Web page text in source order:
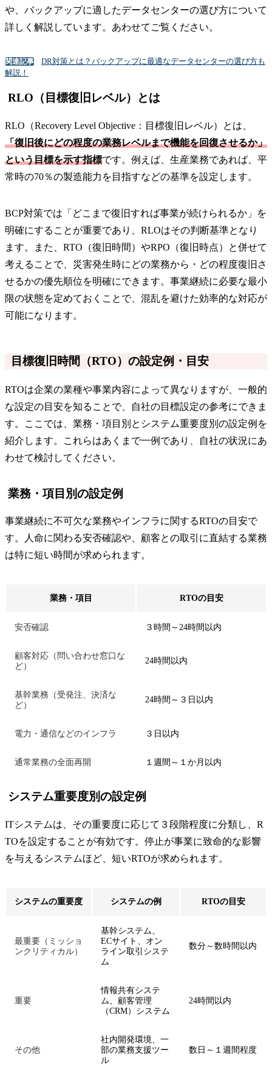
や、バックアップに適したデータセンターの選び方について
詳しく解説しています。あわせてご覧ください。
関連記事
DR対策とは？バックアップに最適なデータセンターの選び方も
解説！
RLO（目標復旧レベル）とは
RLO（Recovery Level Objective：目標復旧レベル）とは、
「復旧後にどの程度の業務レベルまで機能を回復させるか」
という目標を示す指標です。例えば、生産業務であれば、平
常時の70％の製造能力を目指すなどの基準を設定します。
BCP対策では「どこまで復旧すれば事業が続けられるか」を
明確にすることが重要であり、RLOはその判断基準となり
ます。また、RTO（復旧時間）やRPO（復旧時点）と併せて
考えることで、災害発生時にどの業務から・どの程度復旧さ
せるかの優先順位を明確にできます。事業継続に必要な最小
限の状態を定めておくことで、混乱を避けた効率的な対応が
可能になります。
目標復旧時間（RTO）の設定例・目安
RTOは企業の業種や事業内容によって異なりますが、一般的
な設定の目安を知ることで、自社の目標設定の参考にできま
す。ここでは、業務・項目別とシステム重要度別の設定例を
紹介します。これらはあくまで一例であり、自社の状況にあ
わせて検討してください。
業務・項目別の設定例
事業継続に不可欠な業務やインフラに関するRTOの目安で
す。人命に関わる安否確認や、顧客との取引に直結する業務
は特に短い時間が求められます。
業務・項目 RTOの目安
安否確認 ３時間～24時間以内
顧客対応（問い合わせ窓口な
ど）
24時間以内
基幹業務（受発注、決済な
ど）
24時間～３日以内
電力・通信などのインフラ ３日以内
通常業務の全面再開 １週間～１か月以内
システム重要度別の設定例
ITシステムは、その重要度に応じて３段階程度に分類し、R
TOを設定することが有効です。停止が事業に致命的な影響
を与えるシステムほど、短いRTOが求められます。
システムの重要度 システムの例 RTOの目安
最重要（ミッショ
ンクリティカル）
基幹システム、
ECサイト、オン
ライン取引システ
ム
数分～数時間以内
重要
情報共有システ
ム、顧客管理
（CRM）システム
24時間以内
その他
社内開発環境、一
部の業務支援ツー
ル
数日～１週間程度